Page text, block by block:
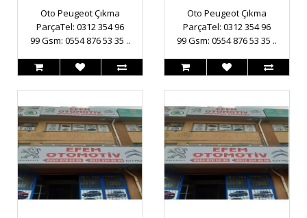
Oto Peugeot Çıkma
ParçaTel: 0312 354 96
99 Gsm: 0554 876 53 35 ..
Oto Peugeot Çıkma
ParçaTel: 0312 354 96
99 Gsm: 0554 876 53 35 ..